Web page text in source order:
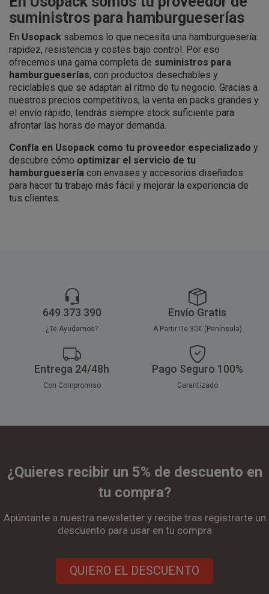
suministros para hamburgueserías
En Usopack sabemos lo que necesita una hamburguesería:
rapidez, resistencia y costes bajo control. Por eso
ofrecemos una gama completa de suministros para
hamburgueserías, con productos desechables y
reciclables que se adaptan al ritmo de tu negocio. Gracias a
nuestros precios competitivos, la venta en packs grandes y
el envío rápido, tendrás siempre stock suficiente para
afrontar las horas de mayor demanda.
Confía en Usopack como tu proveedor especializado y
descubre cómo optimizar el servicio de tu
hamburguesería con envases y accesorios diseñados
para hacer tu trabajo más fácil y mejorar la experiencia de
tus clientes.
649 373 390
¿Te Ayudamos?
Envío Gratis
A Partir De 30€ (Península)
Entrega 24/48h
Con Compromiso
Pago Seguro 100%
Garantizado
¿Quieres recibir un 5% de descuento en
tu compra?
Apúntante a nuestra newsletter y recibe tras registrarte un
descuento para usar en tu compra
QUIERO EL DESCUENTO